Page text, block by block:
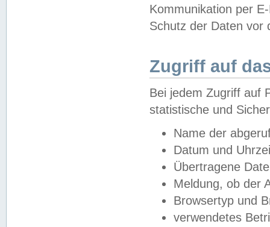
Kommunikation per
Schutz der Daten vor
Zugriff auf
Bei jedem Zugriff auf
statistische und
Name der
Datum und
Übertragene
Meldung, ob der
Browsertyp und
verwendetes